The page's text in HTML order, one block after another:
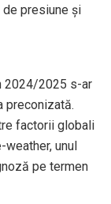
presiune și
2024/2025 s-ar
preconizată.
factorii globali
weather, unul
pe termen